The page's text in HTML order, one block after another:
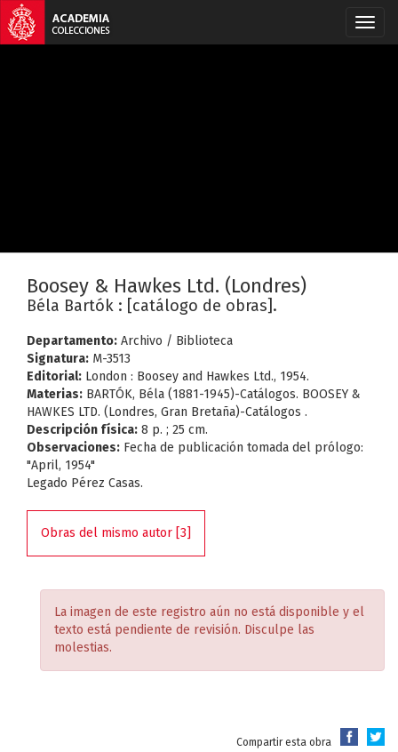
Boosey & Hawkes Ltd. (Londres)
Béla Bartók : [catálogo de obras].
Departamento: Archivo / Biblioteca
Signatura: M-3513
Editorial: London : Boosey and Hawkes Ltd., 1954.
Materias: BARTÓK, Béla (1881-1945)-Catálogos. BOOSEY &
HAWKES LTD. (Londres, Gran Bretaña)-Catálogos .
Descripción física: 8 p. ; 25 cm.
Observaciones: Fecha de publicación tomada del prólogo:
"April, 1954"
Legado Pérez Casas.
Obras del mismo autor [3]
La imagen de este registro aún no está disponible y el
texto está pendiente de revisión. Disculpe las
molestias.
Compartir esta obra